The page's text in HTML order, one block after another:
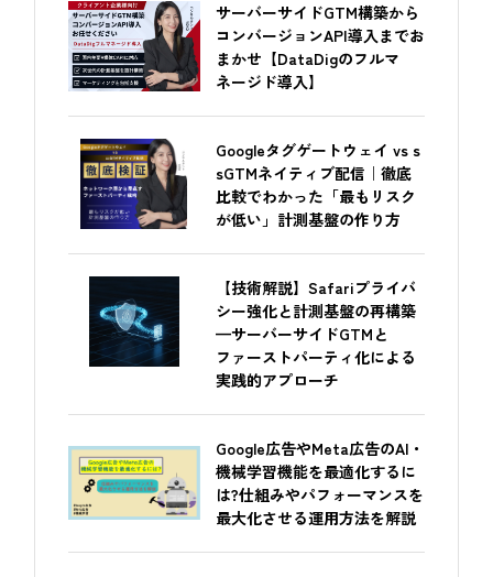
サーバーサイドGTM構築から
コンバージョンAPI導入までお
まかせ【DataDigのフルマ
ネージド導入】
Googleタグゲートウェイ vs s
sGTMネイティブ配信｜徹底
比較でわかった「最もリスク
が低い」計測基盤の作り方
【技術解説】Safariプライバ
シー強化と計測基盤の再構築
—サーバーサイドGTMと
ファーストパーティ化による
実践的アプローチ
Google広告やMeta広告のAI・
機械学習機能を最適化するに
は?仕組みやパフォーマンスを
最大化させる運用方法を解説